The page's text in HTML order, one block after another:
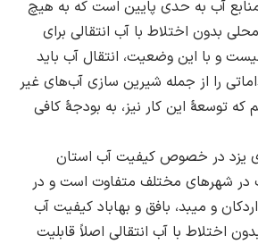
آب به حدی پایین است که به هیچ
بدون اختلاط با آب انتقالی برای
و با این وضعیت، انتقال آب باید
را از جمله شیرین سازی آب‌های غیر
که توسعهٔ این کار نیز، به بودجهٔ کافی
یزد در خصوص کیفیت آب استان
در شهرهای مختلف متفاوت است و در
و میبد، بافق و بهاباد کیفیت آب
اختلاط با آب انتقالی اصلاً قابلیت